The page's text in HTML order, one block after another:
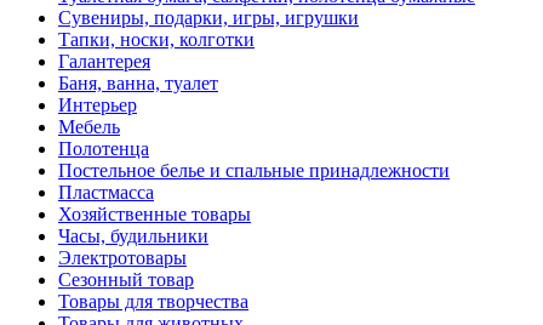
Сувениры, подарки, игры, игрушки
Тапки, носки, колготки
Галантерея
Баня, ванна, туалет
Интерьер
Мебель
Полотенца
Постельное белье и спальные принадлежности
Пластмасса
Хозяйственные товары
Часы, будильники
Электротовары
Сезонный товар
Товары для творчества